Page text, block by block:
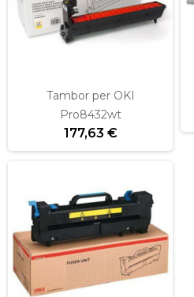
Tambor per OKI
Pro8432wt
177,63 €